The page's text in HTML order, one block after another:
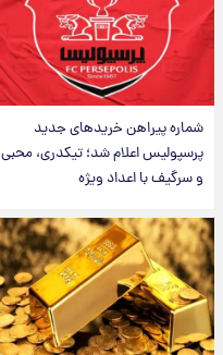
شماره پیراهن خریدهای جدید
پرسپولیس اعلام شد؛ تیکدری، محبی
و سرگیف با اعداد ویژه